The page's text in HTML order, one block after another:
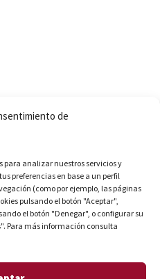
de
para analizar nuestros servicios y
preferencias en base a un perfil
(como por ejemplo, las páginas
pulsando el botón "Aceptar",
el botón "Denegar", o configurar su
Para más información consulta